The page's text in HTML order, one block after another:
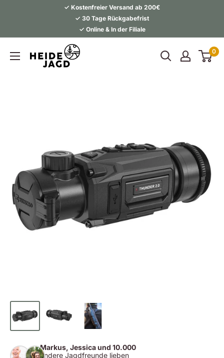
✓ Kostenfreier Versand ab 200€
✓ 30 Tage Rückgabefrist
✓ Online & In der Filiale
0
Markus, Jessica und 10.000
andere Jagdfreunde lieben